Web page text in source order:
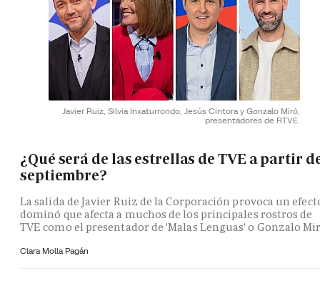
Javier Ruiz, Silvia Inxaturrondo, Jesús Cintora y Gonzalo Miró,
presentadores de RTVE.
¿Qué será de las estrellas de TVE a partir
septiembre?
La salida de Javier Ruiz de la Corporación provoca un
dominó que afecta a muchos de los principales rostros de
TVE como el presentador de 'Malas Lenguas' o Gonzalo
Clara Molla Pagán